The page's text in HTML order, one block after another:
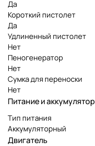
Да
Короткий пистолет
Да
Удлиненный пистолет
Нет
Пеногенератор
Нет
Сумка для переноски
Нет
Питание и аккумулятор
Тип питания
Аккумуляторный
Двигатель